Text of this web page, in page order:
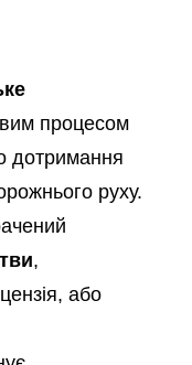
процесом
дотримання
руху.
,
або